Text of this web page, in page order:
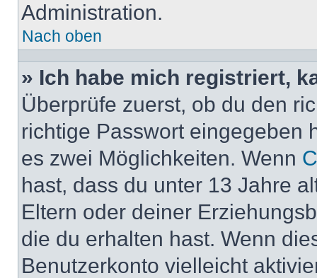
Administration.
Nach oben
» Ich habe mich registriert,
Überprüfe zuerst, ob du den
richtige Passwort eingegeben
es zwei Möglichkeiten. Wenn
hast, dass du unter 13 Jahre
Eltern oder deiner
die du erhalten hast. Wenn
Benutzerkonto vielleicht